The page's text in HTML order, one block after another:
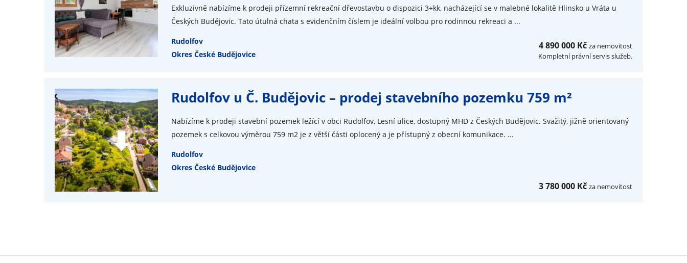
Exkluzivně nabízíme k prodeji přízemní rekreační dřevostavbu o dispozici 3+kk, nacházející se v malebné lokalitě Hlinsko u Vráta u
Českých Budějovic. Tato útulná chata s evidenčním číslem je ideální volbou pro rodinnou rekreaci a ...
Rudolfov
Okres České Budějovice
4 890 000 Kč za nemovitost
Kompletní právní servis služeb.
Rudolfov u Č. Budějovic – prodej stavebního pozemku 759 m²
Nabízíme k prodeji stavební pozemek ležící v obci Rudolfov, Lesní ulice, dostupný MHD z Českých Budějovic. Svažitý, jižně orientovaný
pozemek s celkovou výměrou 759 m2 je z větší části oplocený a je přístupný z obecní komunikace. ...
Rudolfov
Okres České Budějovice
3 780 000 Kč za nemovitost